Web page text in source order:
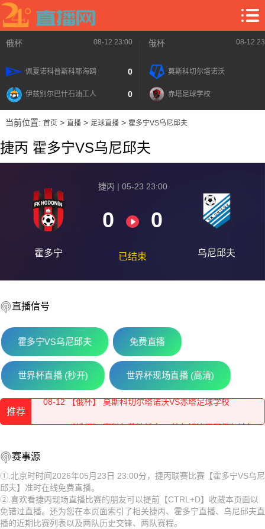
俄杯 08-12 23:00
佩夏诺科普斯科耶海鸥 0
伊兹别尔巴什石油工人 0
俄杯 08-12
莫斯科切尔塔诺沃
赤塔足球学校
当前位置: 首页> 直播> 足球直播> 霍多宁VS乌尼邱夫
捷丙 霍多宁VS乌尼邱夫
霍多宁
捷丙 | 05-23 23:00
0 0
已结束 乌尼邱夫
直播信号
霍多宁VS乌尼邱夫 免费直播
世界杯直播 (秒开) 世界杯现场直播 (高清)
推荐
08-12 【俄杯】 佩夏诺科普斯科耶海鸥VS伊兹别尔巴什石油
08-12 【俄杯】 莫斯科切尔塔诺沃VS赤塔足球学校
08-12 【俄杯】 伊热夫斯克VS米阿斯鱼雷
08-12 【俄杯】 FC阿斯特拉罕VS五山城马舒克KMV
08-12 【俄杯】 索科尔萨拉托夫VS彼尔姆边疆区伊尔帕尔
08-12 【俄杯】 莫斯科斯特罗吉诺VS弗拉基米尔鱼雷
赛事源
①.北京时时间2026年05月23日 23:00分，捷丙联赛比赛【霍多宁VS乌尼
邱夫】准时在线免费直播。
②.喜欢看捷丙现场直播比赛的朋友可以提前【CTRL+D】收藏本页面以
免错过直播。还为您在本页面索引了相关捷丙、霍多宁直播、乌尼邱夫直
播的近期比赛列表以及两队历史交锋、两队赛程。